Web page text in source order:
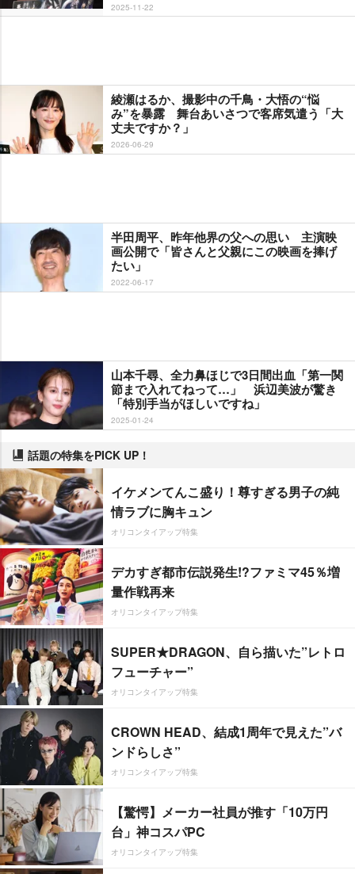
2025-11-22
綾瀬はるか、撮影中の千鳥・大悟の“悩
み”を暴露 舞台あいさつで客席気遣う「大
丈夫ですか？」
2026-06-29
半田周平、昨年他界の父への思い 主演映
画公開で「皆さんと父親にこの映画を捧げ
たい」
2022-06-17
山本千尋、全力鼻ほじで3日間出血「第一関
節まで入れてねって…」 浜辺美波が驚き
「特別手当がほしいですね」
2025-01-24
話題の特集をPICK UP！
イケメンてんこ盛り！尊すぎる男子の純
情ラブに胸キュン
オリコンタイアップ特集
デカすぎ都市伝説発生!?ファミマ45％増
量作戦再来
オリコンタイアップ特集
SUPER★DRAGON、自ら描いた”レトロ
フューチャー”
オリコンタイアップ特集
CROWN HEAD、結成1周年で見えた”バ
ンドらしさ”
オリコンタイアップ特集
【驚愕】メーカー社員が推す「10万円
台」神コスパPC
オリコンタイアップ特集